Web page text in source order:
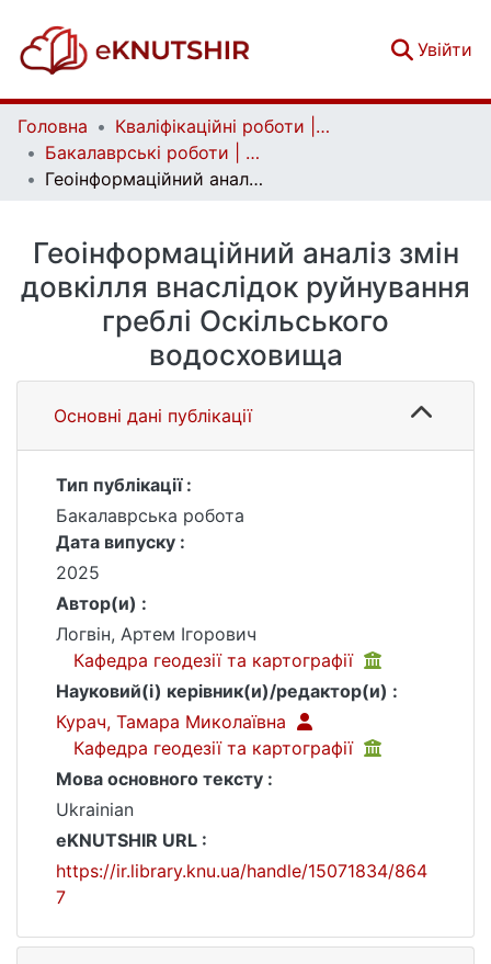
Увійти
Головна
Кваліфікаційні роботи | Qualifying works
Бакалаврські роботи | Bachelor theses
Геоінформаційний аналіз змін довкілля внаслідок руйнування греблі Оскільського водосховища
Геоінформаційний аналіз змін
довкілля внаслідок руйнування
греблі Оскільського
водосховища
Основні дані публікації
Тип публікації :
Бакалаврська робота
Дата випуску :
2025
Автор(и) :
Логвін, Артем Ігорович
Кафедра геодезії та картографії
Науковий(і) керівник(и)/редактор(и) :
Курач, Тамара Миколаївна
Кафедра геодезії та картографії
Мова основного тексту :
Ukrainian
eKNUTSHIR URL :
https://ir.library.knu.ua/handle/15071834/864
7